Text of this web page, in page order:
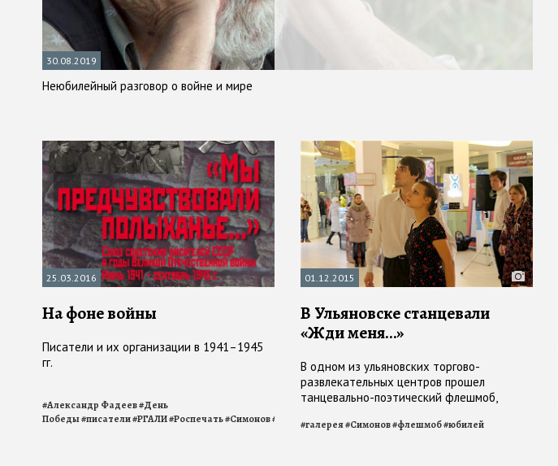
30.08.2019
Неюбилейный разговор о войне и мире
25.03.2016
На фоне войны
Писатели и их организации в 1941–1945
гг.
#Александр Фадеев#День
Победы#писатели#РГАЛИ#Роспечать#Симонов#
01.12.2015
В Ульяновске станцевали
«Жди меня…»
В одном из ульяновских торгово-
развлекательных центров прошел
танцевально-поэтический флешмоб,
Константина Симонова
#галерея#Симонов#флешмоб#юбилей